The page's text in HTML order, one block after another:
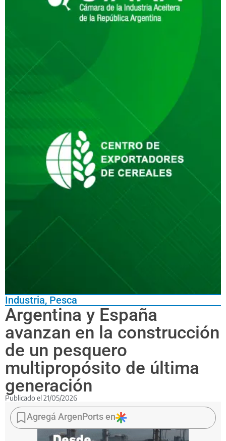
Industria, Pesca
Argentina y España
avanzan en la construcción
de un pesquero
multipropósito de última
generación
Publicado el 21/05/2026
Representantes
de
TANDANOR
Agregá ArgenPorts en